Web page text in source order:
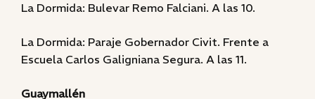
La Dormida: Bulevar Remo Falciani. A las 10.
La Dormida: Paraje Gobernador Civit. Frente a
Escuela Carlos Galigniana Segura. A las 11.
Guaymallén